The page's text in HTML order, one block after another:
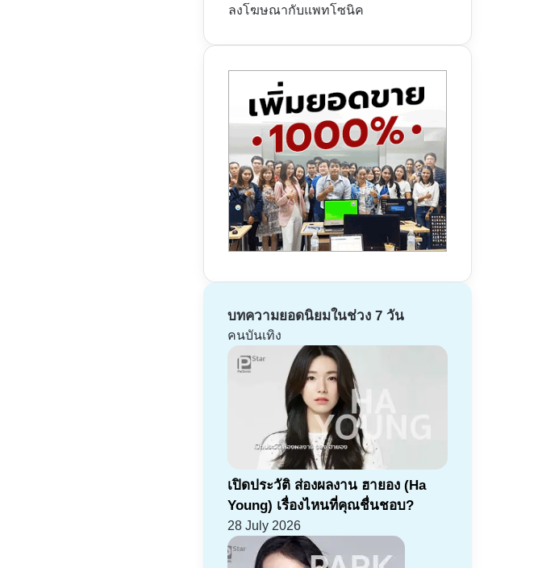
ลงโฆษณากับแพทโซนิค
บทความยอดนิยมในช่วง 7 วัน
คนบันเทิง
เปิดประวัติ ส่องผลงาน ฮายอง (Ha
Young) เรื่องไหนที่คุณชื่นชอบ?
28 July 2026